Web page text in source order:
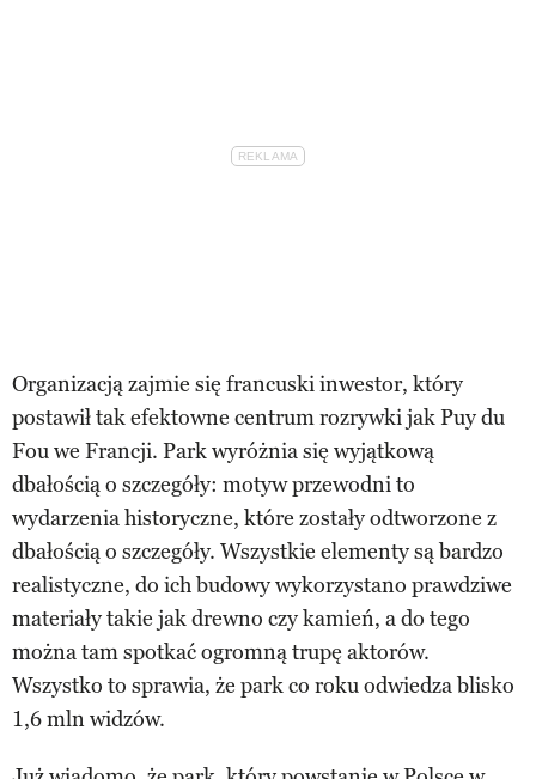
Organizacją zajmie się francuski inwestor, który
postawił tak efektowne centrum rozrywki jak Puy du
Fou we Francji. Park wyróżnia się wyjątkową
dbałością o szczegóły: motyw przewodni to
wydarzenia historyczne, które zostały odtworzone z
dbałością o szczegóły. Wszystkie elementy są bardzo
realistyczne, do ich budowy wykorzystano prawdziwe
materiały takie jak drewno czy kamień, a do tego
można tam spotkać ogromną trupę aktorów.
Wszystko to sprawia, że park co roku odwiedza blisko
1,6 mln widzów.